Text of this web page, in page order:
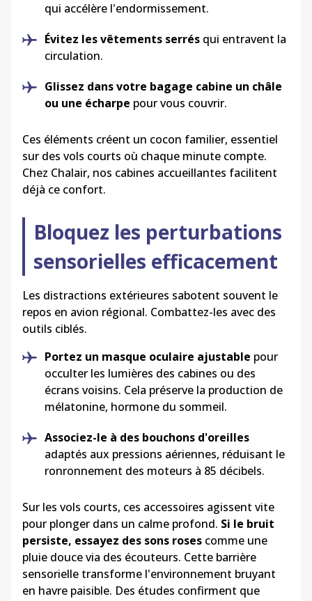
qui accélère l'endormissement.
Évitez les vêtements serrés qui entravent la
circulation.
Glissez dans votre bagage cabine un châle
ou une écharpe pour vous couvrir.
Ces éléments créent un cocon familier, essentiel
sur des vols courts où chaque minute compte.
Chez Chalair, nos cabines accueillantes facilitent
déjà ce confort.
Bloquez les perturbations
sensorielles efficacement
Les distractions extérieures sabotent souvent le
repos en avion régional. Combattez-les avec des
outils ciblés.
Portez un masque oculaire ajustable pour
occulter les lumières des cabines ou des
écrans voisins. Cela préserve la production de
mélatonine, hormone du sommeil.
Associez-le à des bouchons d'oreilles
adaptés aux pressions aériennes, réduisant le
ronronnement des moteurs à 85 décibels.
Sur les vols courts, ces accessoires agissent vite
pour plonger dans un calme profond. Si le bruit
persiste, essayez des sons roses comme une
pluie douce via des écouteurs. Cette barrière
sensorielle transforme l'environnement bruyant
en havre paisible. Des études confirment que